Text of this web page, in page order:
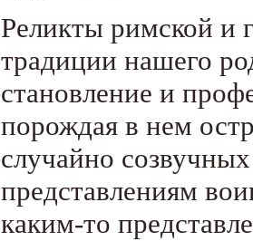
Реликты римской и
традиции нашего
становление и
порождая в нем
случайно
представлениям
каким-то